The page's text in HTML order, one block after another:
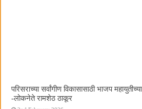
परिसराच्या सर्वांगीण विकासासाठी भाजप
-लोकनेते रामशेठ ठाकूर